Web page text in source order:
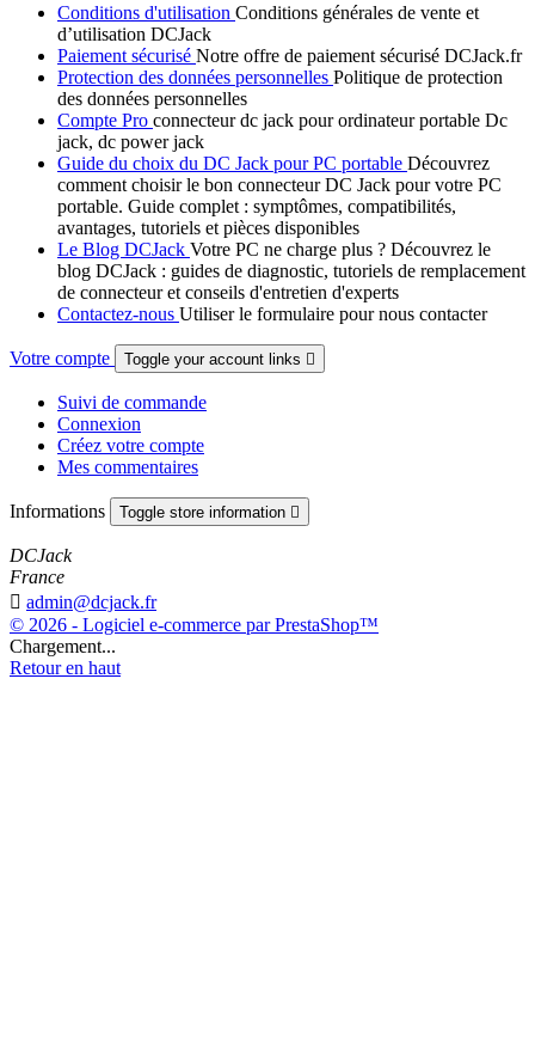
Conditions d'utilisation Conditions générales de vente et
d’utilisation DCJack
Paiement sécurisé Notre offre de paiement sécurisé DCJack.fr
Protection des données personnelles Politique de protection
des données personnelles
Compte Pro connecteur dc jack pour ordinateur portable Dc
jack, dc power jack
Guide du choix du DC Jack pour PC portable Découvrez
comment choisir le bon connecteur DC Jack pour votre PC
portable. Guide complet : symptômes, compatibilités,
avantages, tutoriels et pièces disponibles
Le Blog DCJack Votre PC ne charge plus ? Découvrez le
blog DCJack : guides de diagnostic, tutoriels de remplacement
de connecteur et conseils d'entretien d'experts
Contactez-nous Utiliser le formulaire pour nous contacter
Votre compte Toggle your account links 
Suivi de commande
Connexion
Créez votre compte
Mes commentaires
Informations Toggle store information 
DCJack
France
 admin@dcjack.fr
© 2026 - Logiciel e-commerce par PrestaShop™
Chargement...
Retour en haut